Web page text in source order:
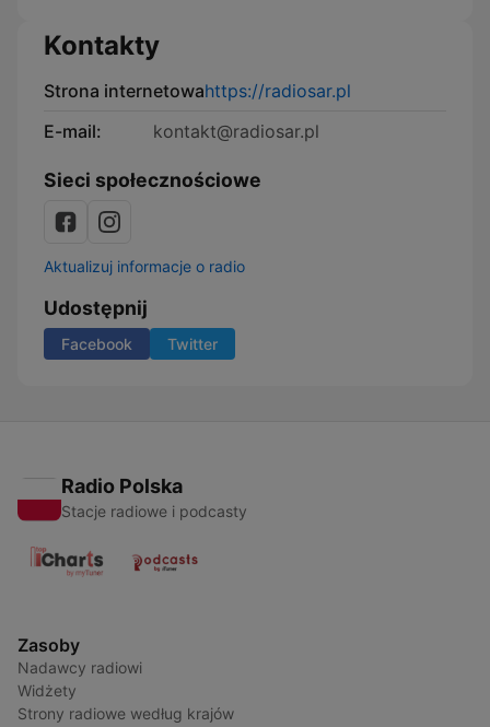
Kontakty
Strona internetowahttps://radiosar.pl
E-mail:
kontakt@radiosar.pl
Sieci społecznościowe
Aktualizuj informacje o radio
Udostępnij
Facebook Twitter
Radio Polska
Stacje radiowe i podcasty
Zasoby
Nadawcy radiowi
Widżety
Strony radiowe według krajów